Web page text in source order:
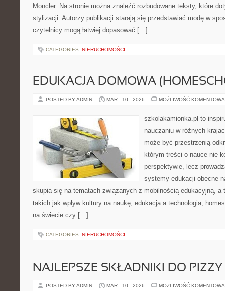
Moncler. Na stronie można znaleźć rozbudowane teksty, które
stylizacji. Autorzy publikacji starają się przedstawiać modę w
czytelnicy mogą łatwiej dopasować […]
CATEGORIES: NIERUCHOMOŚCI
EDUKACJA DOMOWA
POSTED BY ADMIN MAR - 10 - 2026 MOŻLIWOŚĆ
szkolakamionka.pl to
nauczaniu w różnych
może być przestrzenią
którym treści o nauce nie
perspektywie, lecz
systemy edukacji obecne
skupia się na tematach związanych z mobilnością edukacyjną, a
takich jak wpływ kultury na naukę, edukacja a technologia,
na świecie czy […]
CATEGORIES: NIERUCHOMOŚCI
NAJLEPSZE SKŁADNIKI DO PIZZY
POSTED BY ADMIN MAR - 10 - 2026 MOŻLIWOŚĆ